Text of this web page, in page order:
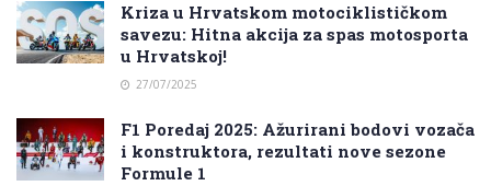
Kriza u Hrvatskom motociklističkom
savezu: Hitna akcija za spas motosporta
u Hrvatskoj!
27/07/2025
F1 Poredaj 2025: Ažurirani bodovi vozača
i konstruktora, rezultati nove sezone
Formule 1